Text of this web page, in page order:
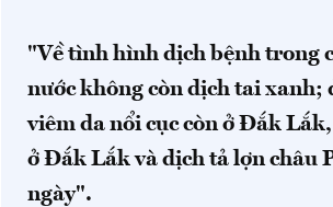
"Về tình hình dịch bệnh trong
nước không còn dịch tai xanh;
viêm da nổi cục còn ở Đắk
ở Đắk Lắk và dịch tả lợn châu
ngày".